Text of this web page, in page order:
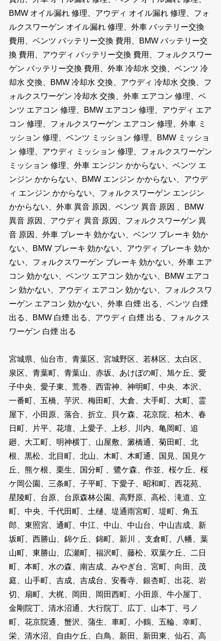
BMW オイル漏れ 修理、アウディ オイル漏れ 修理、フォ
ルクスワーゲン オイル漏れ 修理、外車 バッテリー交換
費用、ベンツ バッテリー交換 費用、BMW バッテリー交
換 費用、アウディ バッテリー交換 費用、フォルクスワー
ゲン バッテリー交換 費用、外車 冷却水 交換、ベンツ 冷
却水 交換、BMW 冷却水 交換、アウディ 冷却水 交換、フ
ォルクスワーゲン 冷却水 交換、外車 エアコン 修理、ベ
ンツ エアコン 修理、BMW エアコン 修理、アウディ エア
コン 修理、フォルクスワーゲン エアコン 修理、外車 ミ
ッション 修理、ベンツ ミッション 修理、BMW ミッショ
ン 修理、アウディ ミッション 修理、フォルクスワーゲン
ミッション 修理、外車 エンジン かからない、ベンツ エ
ンジン かからない、BMW エンジン かからない、アウデ
ィ エンジン かからない、フォルクスワーゲン エンジン
かからない、外車 異音 原因、ベンツ 異音 原因 、BMW
異音 原因、アウディ 異音 原因、フォルクスワーゲン 異
音 原因、外車 ブレーキ 効かない、ベンツ ブレーキ 効か
ない、BMW ブレーキ 効かない、アウディ ブレーキ 効か
ない、フォルクスワーゲン ブレーキ 効かない、外車 エア
コン 効かない、ベンツ エアコン 効かない、BMW エアコ
ン 効かない、アウディ エアコン 効かない、フォルクスワ
ーゲン エアコン 効かない、外車 白煙 出る、ベンツ 白煙
出る、BMW 白煙 出る、アウディ 白煙 出る、フォルクス
ワーゲン 白煙 出る
宮城県、仙台市、青葉区、宮城野区、若林区、太白区、
泉区、青葉町、青葉山、赤坂、あけぼの町、旭ケ丘、愛
子中央、愛子東、荒巻、西雷神、神明町、中央、本沢、
一番町、五橋、芋沢、梅田町、大倉、大手町、大町、霊
屋下、小田原、落合、折立、貝ケ森、花京院、柏木、春
日町、片平、花壇、上愛子、上杉、川内、亀岡町、追
廻、大工町、明神横丁、山屋敷、澱橋通、菊田町、北
根、黒松、北目町、北山、木町、木町通、国見、国見ケ
丘、熊ケ根、栗生、国分町 、鷺ケ森、作並、桜ケ丘、桜
ケ岡公園、三条町、子平町、下愛子、昭和町、西花苑、
星陵町、台原、台原森林公園、高野原、高松、滝道、立
町、中央、千代田町、土樋、堤通雨宮町、堤町、角五
郎、東照宮、通町、中江、中山、中山台、中山吉成、新
坂町、西勝山、錦ケ丘、錦町、新川 、支倉町、八幡、葉
山町、東勝山、広瀬町、福沢町、藤松、双葉ケ丘、二日
町、本町、水の森、南吉成、みやぎ台、宮町、向田、茂
庭、山手町、吉成、吉成台、安養寺、銀杏町、出花、岩
切、扇町、大梶、岡田、岡田西町、小田原、牛小屋丁、
金剛院丁、清水沼通、大行院丁、広丁、山本丁、弓ノ
町、花京院通、蟹沢、蒲生、車町、小鶴、五輪、幸町、
栄、清水沼、自由ケ丘、白鳥、新田、新田東、仙石、高